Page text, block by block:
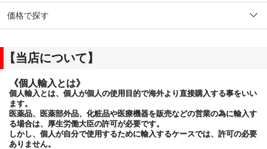
価格で探す
【当店について】
《個人輸入とは》
個人輸入とは、個人が個人の使用目的で海外より直接購入する事をいい
ます。
医薬品、医薬部外品、化粧品や医療機器を販売などの営業の為に輸入す
る場合は、厚生労働大臣の許可が必要です。
しかし、個人が自分で使用するために輸入するケースでは、許可の必要
ありません。